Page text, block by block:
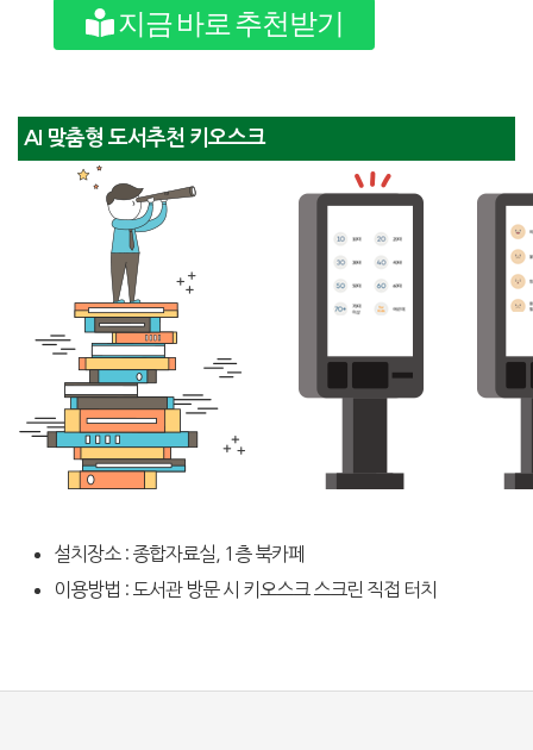
지금 바로 추천받기
AI 맞춤형 도서추천 키오스크
설치장소 : 종합자료실, 1층 북카페
이용방법 : 도서관 방문 시 키오스크 스크린 직접 터치